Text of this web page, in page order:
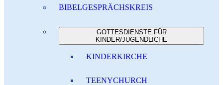
BIBELGESPRÄCHSKREIS
GOTTESDIENSTE FÜR
KINDER/JUGENDLICHE
KINDERKIRCHE
TEENYCHURCH